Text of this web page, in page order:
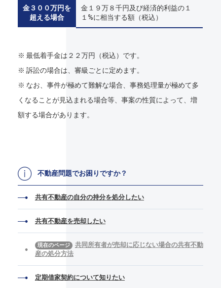
金３００万円を
超える場合
金１９万８千円及び経済的利益の１
１%に相当する額（税込）
※ 最低着手金は２２万円（税込）です。
※ 訴訟の場合は、審級ごとに定めます。
※ なお、事件が極めて難解な場合、事務処理量が極めて多
くなることが見込まれる場合等、事案の性質によって、増
額する場合があります。
不動産問題でお困りですか？
共有不動産の自分の持分を処分したい
共有不動産を売却したい
共同所有者が売却に応じない場合の共有不動
産の処分方法
定期借家契約について知りたい